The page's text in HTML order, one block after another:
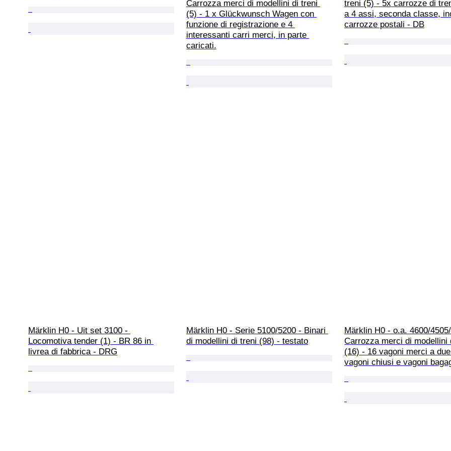
Carrozza merci di modellini di treni
(5) - 1 x Glückwunsch Wagen con
funzione di registrazione e 4
interessanti carri merci, in parte
caricati.
treni (5) - 5x carrozze di
a 4 assi, seconda classe,
carrozze postali - DB
Märklin H0 - Uit set 3100 -
Locomotiva tender (1) - BR 86 in
livrea di fabbrica - DRG
Märklin H0 - Serie 5100/5200 - Binari
di modellini di treni (98) - testato
Märklin H0 - o.a. 4600/
Carrozza merci di modellini
(16) - 16 vagoni merci a
vagoni chiusi e vagoni